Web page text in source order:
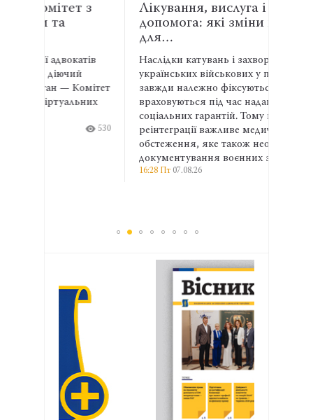
Лікування, вислуга і правнича
допомога: які зміни необхідні
Наслідки катувань і захворювання
українських військових у полоні не
завжди належно фіксуються та
враховуються під час надання
соціальних гарантій. Тому на етапі
реінтеграції важливе медичне
обстеження, яке також необхідне для
документування воєнних злочинів.